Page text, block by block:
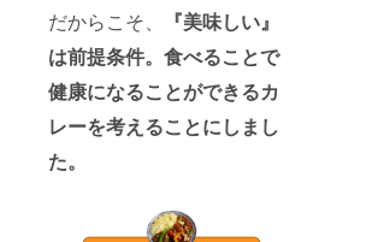
だからこそ、
『美味しい』
は前提条件。食べることで
健康になることができるカ
レーを考えることにしまし
た。